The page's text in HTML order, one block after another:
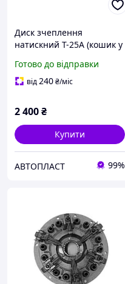
Диск зчеплення
натискний Т-25А (кошик у
Готово до відправки
від240₴/міс
2 400₴
Купити
АВТОПЛАСТ 99%